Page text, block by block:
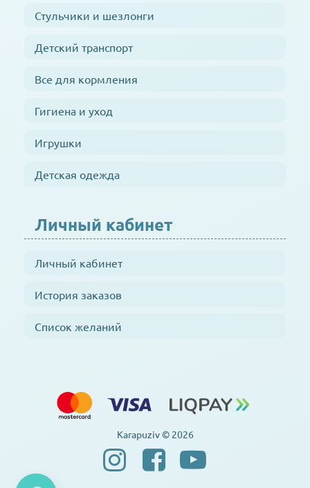
Стульчики и шезлонги
Детский транспорт
Все для кормления
Гигиена и уход
Игрушки
Детская одежда
Личный кабинет
Личный кабинет
История заказов
Список желаний
Karapuziv © 2026